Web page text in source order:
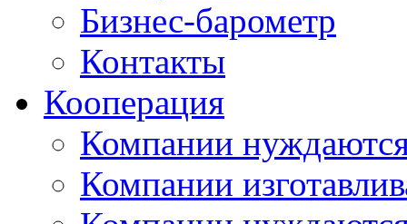
Бизнес-барометр
Контакты
Кооперация
Компании
Компании